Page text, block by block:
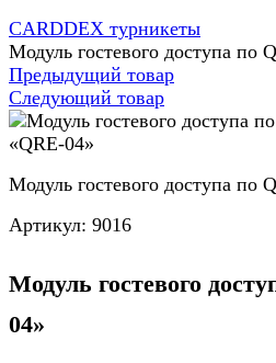
CARDDEX турникеты
Модуль гостевого доступа по
Предыдущий товар
Следующий товар
Модуль гостевого доступа по
Артикул: 9016
Модуль гостевого
04»